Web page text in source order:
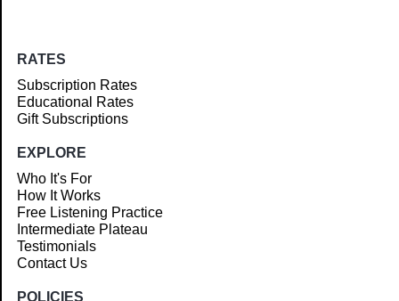
RATES
Subscription Rates
Educational Rates
Gift Subscriptions
EXPLORE
Who It's For
How It Works
Free Listening Practice
Intermediate Plateau
Testimonials
Contact Us
POLICIES